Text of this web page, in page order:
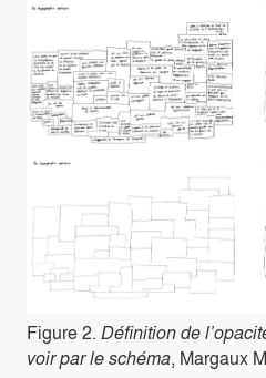
Figure 2. Définition de
voir par le schéma, Margaux